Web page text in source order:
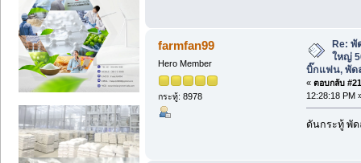
farmfan99
Hero Member
กระทู้: 8978
Re: พั
ใหญ่
บิ๊กแฟน, พัด
« ตอบกลับ
12:28:18 PM
ดันกระทู้ พั